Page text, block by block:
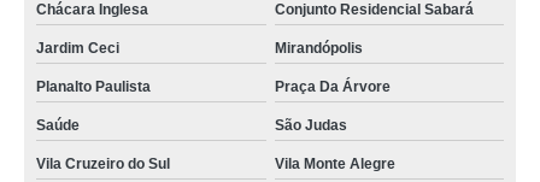
Chácara Inglesa
Conjunto Residencial Sabará
Jardim Ceci Mirandópolis
Planalto Paulista Praça Da Árvore
Saúde São Judas
Vila Cruzeiro do Sul Vila Monte Alegre